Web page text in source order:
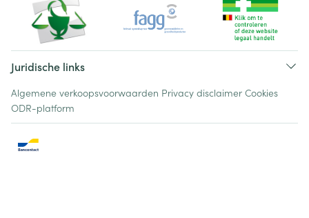
Juridische links
Algemene verkoopsvoorwaarden Privacy disclaimer Cookies
ODR-platform